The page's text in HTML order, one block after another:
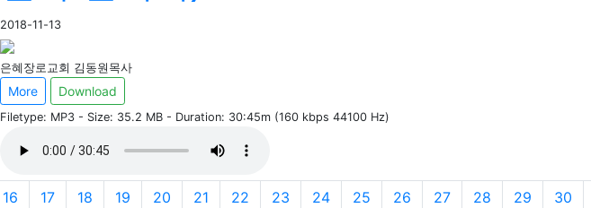
2018-11-13
은혜장로교회 김동원목사
More Download
Filetype: MP3 - Size: 35.2 MB - Duration: 30:45m (160 kbps 44100 Hz)
16 17 18 19 20 21 22 23 24 25 26 27 28 29 30